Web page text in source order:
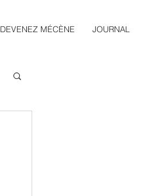
DEVENEZ MÉCÈNE JOURNAL